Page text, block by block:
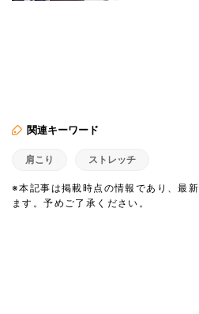
関連キーワード
肩こり ストレッチ
※本記事は掲載時点の情報であり、最
ます。予めご了承ください。